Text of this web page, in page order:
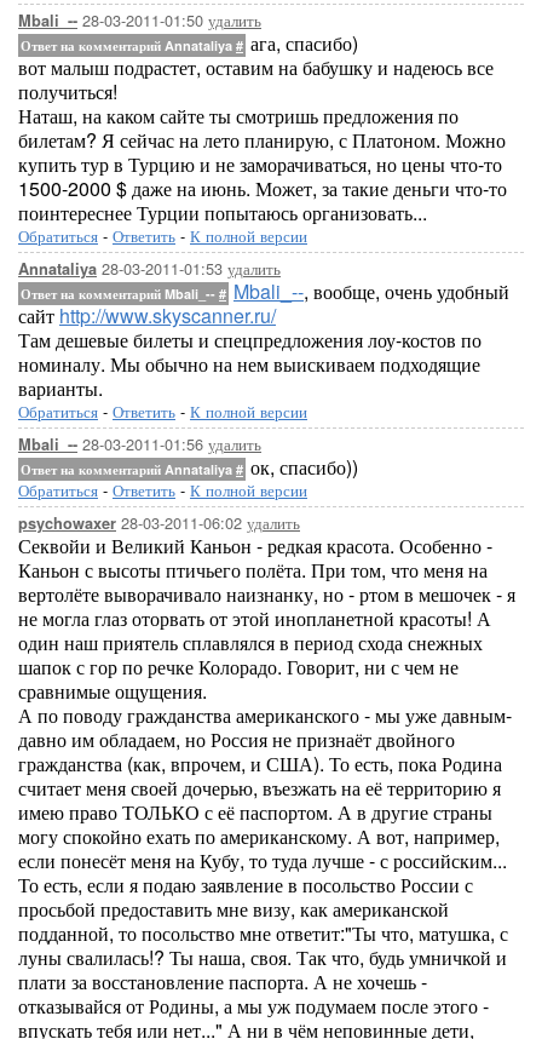
Mbali_-- 28-03-2011-01:50 удалить
Ответ на комментарий Annataliya # ага, спасибо)
вот малыш подрастет, оставим на бабушку и надеюсь все
получиться!
Наташ, на каком сайте ты смотришь предложения по
билетам? Я сейчас на лето планирую, с Платоном. Можно
купить тур в Турцию и не заморачиваться, но цены что-то
1500-2000 $ даже на июнь. Может, за такие деньги что-то
поинтереснее Турции попытаюсь организовать...
Обратиться - Ответить - К полной версии
Annataliya 28-03-2011-01:53 удалить
Ответ на комментарий Mbali_-- # Mbali_--, вообще, очень удобный
сайт http://www.skyscanner.ru/
Там дешевые билеты и спецпредложения лоу-костов по
номиналу. Мы обычно на нем выискиваем подходящие
варианты.
Обратиться - Ответить - К полной версии
Mbali_-- 28-03-2011-01:56 удалить
Ответ на комментарий Annataliya # ок, спасибо))
Обратиться - Ответить - К полной версии
psychowaxer 28-03-2011-06:02 удалить
Секвойи и Великий Каньон - редкая красота. Особенно -
Каньон с высоты птичьего полёта. При том, что меня на
вертолёте выворачивало наизнанку, но - ртом в мешочек - я
не могла глаз оторвать от этой инопланетной красоты! А
один наш приятель сплавлялся в период схода снежных
шапок с гор по речке Колорадо. Говорит, ни с чем не
сравнимые ощущения.
А по поводу гражданства американского - мы уже давным-
давно им обладаем, но Россия не признаёт двойного
гражданства (как, впрочем, и США). То есть, пока Родина
считает меня своей дочерью, въезжать на её территорию я
имею право ТОЛЬКО с её паспортом. А в другие страны
могу спокойно ехать по американскому. А вот, например,
если понесёт меня на Кубу, то туда лучше - с российским...
То есть, если я подаю заявление в посольство России с
просьбой предоставить мне визу, как американской
подданной, то посольство мне ответит:"Ты что, матушка, с
луны свалилась!? Ты наша, своя. Так что, будь умничкой и
плати за восстановление паспорта. А не хочешь -
отказывайся от Родины, а мы уж подумаем после этого -
впускать тебя или нет..." А ни в чём неповинные дети,